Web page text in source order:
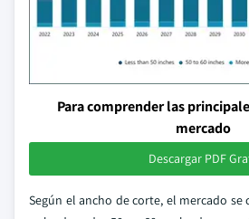
Para comprender las
mercado
Descargar PDF
Según el ancho de corte, el mercado se